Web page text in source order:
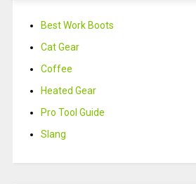
Best Work Boots
Cat Gear
Coffee
Heated Gear
Pro Tool Guide
Slang